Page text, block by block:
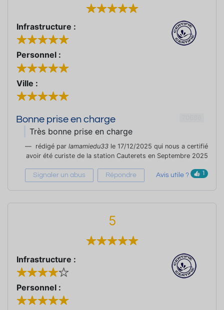
Infrastructure :
Personnel :
Ville :
Bonne prise en charge
Très bonne prise en charge
rédigé par lamamiedu33 le 17/12/2025 qui nous a certifié
avoir été curiste de la station Cauterets en Septembre 2025
Signaler un abus Répondre Avis utile ? 1
5
Infrastructure :
Personnel :